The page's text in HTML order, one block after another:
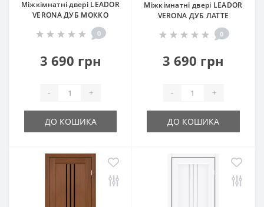
Міжкімнатні двері LEADOR
VERONA ДУБ МОККО
0
3 690 грн
- +
ДО КОШИКА
Міжкімнатні двері LEADOR
VERONA ДУБ ЛАТТЕ
0
3 690 грн
- +
ДО КОШИКА